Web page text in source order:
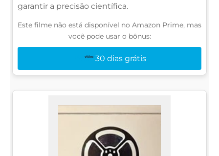
garantir a precisão científica.
Este filme não está disponível no Amazon Prime, mas
você pode usar o bônus:
30 dias grátis